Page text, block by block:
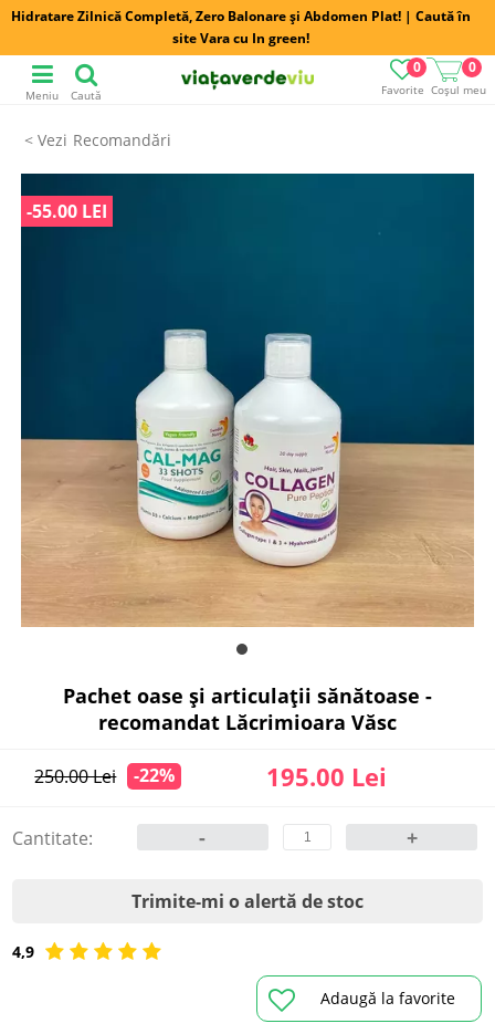
Hidratare Zilnică Completă, Zero Balonare și Abdomen Plat! | Caută în
site Vara cu In green!
Favorite
0
Coșul meu
0
Meniu Caută
Recomandări
4,9
Adaugă la favorite
-55.00 LEI
Pachet oase și articulații sănătoase -
recomandat Lăcrimioara Văsc
250.00 Lei -22% 195.00 Lei
Cantitate: - +
Trimite-mi o alertă de stoc